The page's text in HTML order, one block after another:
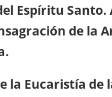
Espíritu Santo.
de la
la Eucaristía de